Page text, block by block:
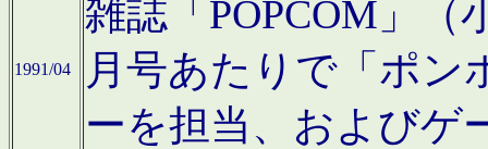
1991/04
雑誌「POPCOM」（
月号あたりで「ポン
ーを担当、およびゲ